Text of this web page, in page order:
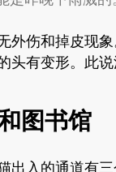
外伤和掉皮现象
头有变形。此说
图书馆
出入的通道有三